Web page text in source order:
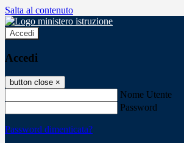
Salta al contenuto
Accedi
Accedi
button close ×
Nome Utente
Password
Password dimenticata?